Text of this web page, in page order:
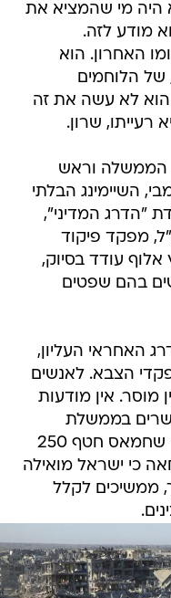
היה מי שהמציא את
מודע לזה.
האחרון. הוא
של הלוחמים
הוא לא עשה את זה
שרון.
הממשלה וראש
השיימינג הבלתי
"הדרג המדיני",
מפקד פיקוד
עודד בסיוק,
בהם שפטים
האחראי העליון,
הצבא. לאנשים
מוסר. אין מודעות
שרים בממשלת
החורבן הזו שלא התפטרו אחרי שחמאס חטף 250
כי ישראל מואילה
ממשיכים לקלל